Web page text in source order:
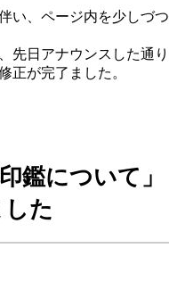
い、ページ内を少しづつ
先日アナウンスした通り
正が完了ました。
鑑について」
た